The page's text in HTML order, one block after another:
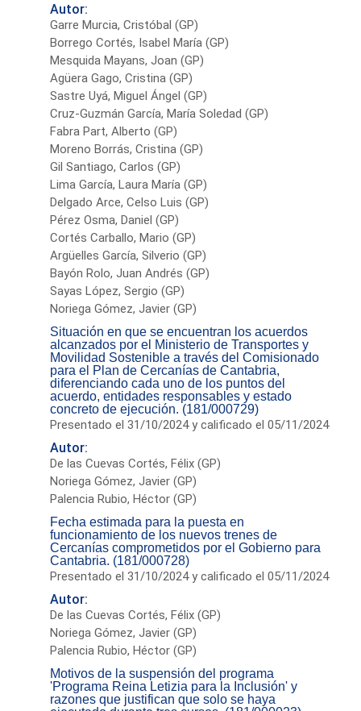
Autor:
Garre Murcia, Cristóbal (GP)
Borrego Cortés, Isabel María (GP)
Mesquida Mayans, Joan (GP)
Agüera Gago, Cristina (GP)
Sastre Uyá, Miguel Ángel (GP)
Cruz-Guzmán García, María Soledad (GP)
Fabra Part, Alberto (GP)
Moreno Borrás, Cristina (GP)
Gil Santiago, Carlos (GP)
Lima García, Laura María (GP)
Delgado Arce, Celso Luis (GP)
Pérez Osma, Daniel (GP)
Cortés Carballo, Mario (GP)
Argüelles García, Silverio (GP)
Bayón Rolo, Juan Andrés (GP)
Sayas López, Sergio (GP)
Noriega Gómez, Javier (GP)
Situación en que se encuentran los acuerdos
alcanzados por el Ministerio de Transportes y
Movilidad Sostenible a través del Comisionado
para el Plan de Cercanías de Cantabria,
diferenciando cada uno de los puntos del
acuerdo, entidades responsables y estado
concreto de ejecución. (181/000729)
Presentado el 31/10/2024 y calificado el 05/11/2024
Autor:
De las Cuevas Cortés, Félix (GP)
Noriega Gómez, Javier (GP)
Palencia Rubio, Héctor (GP)
Fecha estimada para la puesta en
funcionamiento de los nuevos trenes de
Cercanías comprometidos por el Gobierno para
Cantabria. (181/000728)
Presentado el 31/10/2024 y calificado el 05/11/2024
Autor:
De las Cuevas Cortés, Félix (GP)
Noriega Gómez, Javier (GP)
Palencia Rubio, Héctor (GP)
Motivos de la suspensión del programa
'Programa Reina Letizia para la Inclusión' y
razones que justifican que solo se haya